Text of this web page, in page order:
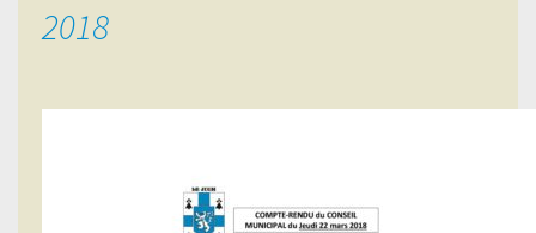
2018